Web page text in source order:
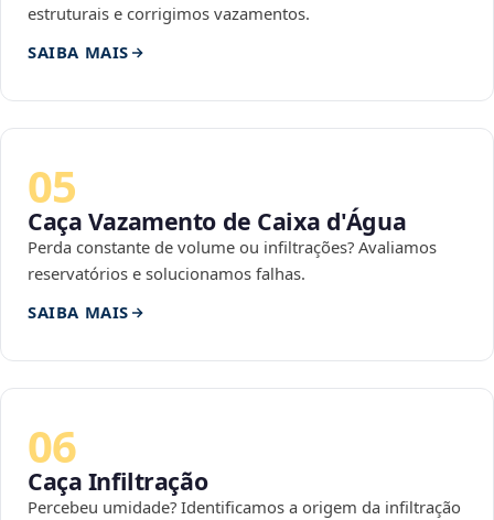
estruturais e corrigimos vazamentos.
SAIBA MAIS
05
Caça Vazamento de Caixa d'Água
Perda constante de volume ou infiltrações? Avaliamos
reservatórios e solucionamos falhas.
SAIBA MAIS
06
Caça Infiltração
Percebeu umidade? Identificamos a origem da infiltração